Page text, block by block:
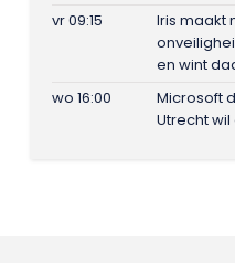
vr 09:15
Iris maakt
en wint
wo 16:00
Microsoft
Utrecht